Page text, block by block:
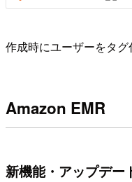
作成時にユーザーをタグ
Amazon EMR
新機能・アップデー